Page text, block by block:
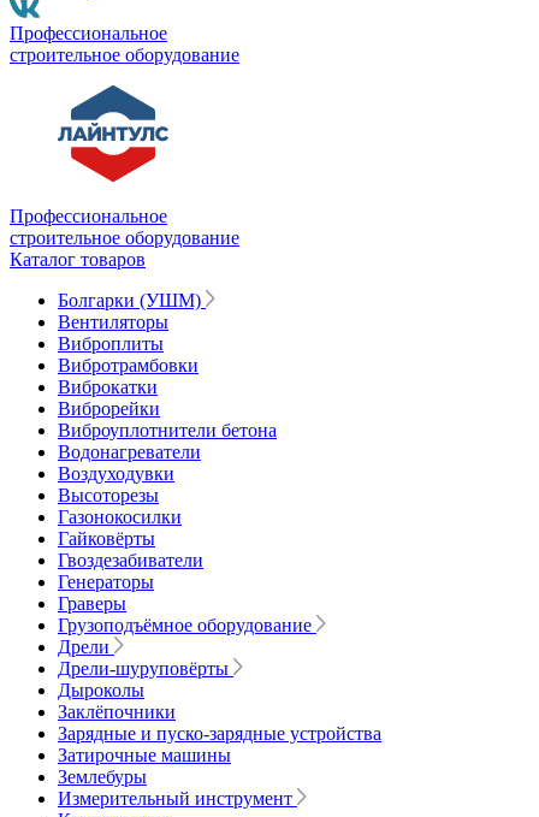
Профессиональное
строительное оборудование
Профессиональное
строительное оборудование
Каталог товаров
Болгарки (УШМ)
Вентиляторы
Виброплиты
Вибротрамбовки
Виброкатки
Виброрейки
Виброуплотнители бетона
Водонагреватели
Воздуходувки
Высоторезы
Газонокосилки
Гайковёрты
Гвоздезабиватели
Генераторы
Граверы
Грузоподъёмное оборудование
Дрели
Дрели-шуруповёрты
Дыроколы
Заклёпочники
Зарядные и пуско-зарядные устройства
Затирочные машины
Землебуры
Измерительный инструмент